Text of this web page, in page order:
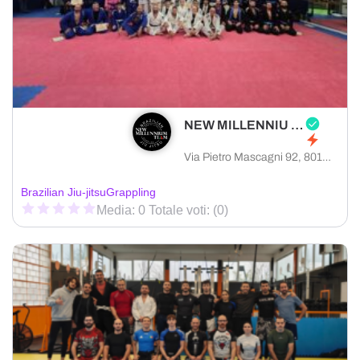
NEW MILLENNIU TEAM
Via Pietro Mascagni 92, 80128 Napoli città metropolitana di Napoli, Italia
Brazilian Jiu-jitsuGrappling
Media: 0 Totale voti: (0)